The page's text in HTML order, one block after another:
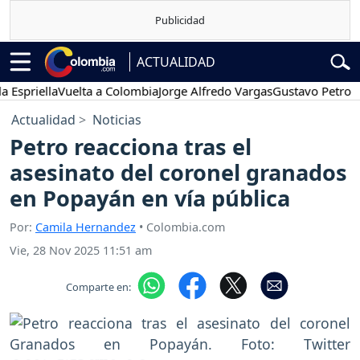
ACTUALIDAD
Vuelta a ColombiaJorge Alfredo VargasGustavo Petro
Actualidad Noticias
Petro reacciona tras el
asesinato del coronel granados
en Popayán en vía pública
Por: Camila Hernandez • Colombia.com
Vie, 28 Nov 2025 11:51 am
Comparte en: